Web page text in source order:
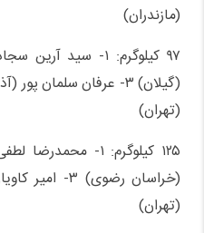
(مازندران)
(گیلان) ۳- عرفان
(تهران)
(خراسان رضوی)
(تهران)